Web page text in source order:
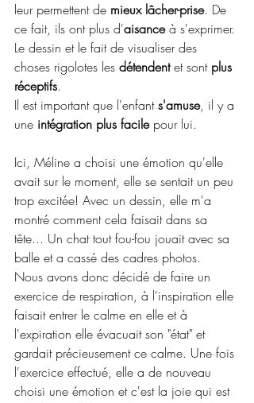
leur permettent de mieux lâcher-prise. De
ce fait, ils ont plus d'aisance à s'exprimer.
Le dessin et le fait de visualiser des
choses rigolotes les détendent et sont plus
réceptifs.
Il est important que l'enfant s'amuse, il y a
une intégration plus facile pour lui.
Ici, Méline a choisi une émotion qu'elle
avait sur le moment, elle se sentait un peu
trop excitée! Avec un dessin, elle m'a
montré comment cela faisait dans sa
tête... Un chat tout fou-fou jouait avec sa
balle et a cassé des cadres photos.
Nous avons donc décidé de faire un
exercice de respiration, à l'inspiration elle
faisait entrer le calme en elle et à
l'expiration elle évacuait son "état" et
gardait précieusement ce calme. Une fois
l'exercice effectué, elle a de nouveau
choisi une émotion et c'est la joie qui est